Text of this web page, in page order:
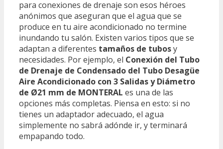
para conexiones de drenaje son esos héroes
anónimos que aseguran que el agua que se
produce en tu aire acondicionado no termine
inundando tu salón. Existen varios tipos que se
adaptan a diferentes tamaños de tubosy
necesidades. Por ejemplo, el Conexión del Tubo
de Drenaje de Condensado del Tubo Desagüe
Aire Acondicionado con 3 Salidas y Diámetro
de Ø21 mm de MONTERAL es una de las
opciones más completas. Piensa en esto: si no
tienes un adaptador adecuado, el agua
simplemente no sabrá adónde ir, y terminará
empapando todo.